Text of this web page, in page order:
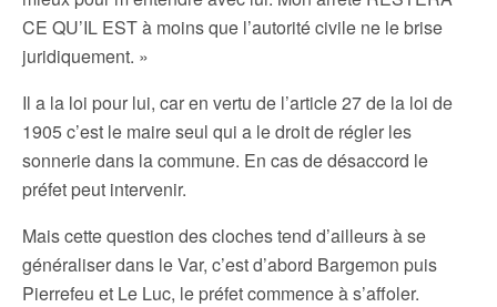
CE QU’IL EST à moins que l’autorité civile ne le brise
juridiquement. »
Il a la loi pour lui, car en vertu de l’article 27 de la loi de
1905 c’est le maire seul qui a le droit de régler les
sonnerie dans la commune. En cas de désaccord le
préfet peut intervenir.
Mais cette question des cloches tend d’ailleurs à se
généraliser dans le Var, c’est d’abord Bargemon puis
Pierrefeu et Le Luc, le préfet commence à s’affoler.